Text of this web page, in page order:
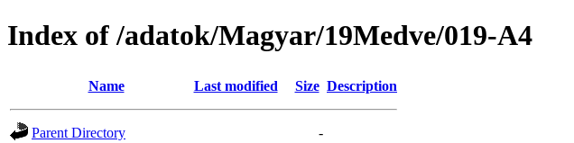
Index of /adatok/Magyar/19Medve/019-A4
Name Last modified Size Description
Parent Directory
-